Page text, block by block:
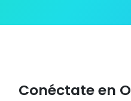
Conéctate en